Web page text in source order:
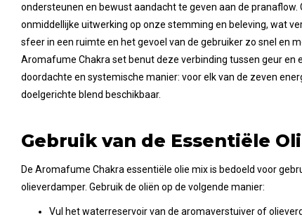
ondersteunen en bewust aandacht te geven aan de pranaflow.
onmiddellijke uitwerking op onze stemming en beleving, wat
sfeer in een ruimte en het gevoel van de gebruiker zo snel en
Aromafume Chakra set benut deze verbinding tussen geur en
doordachte en systemische manier: voor elk van de zeven
doelgerichte blend beschikbaar.
Gebruik van de Essentiële
De Aromafume Chakra essentiële olie mix is bedoeld voor
olieverdamper. Gebruik de oliën op de volgende manier:
Vul het waterreservoir van de aromaverstuiver of